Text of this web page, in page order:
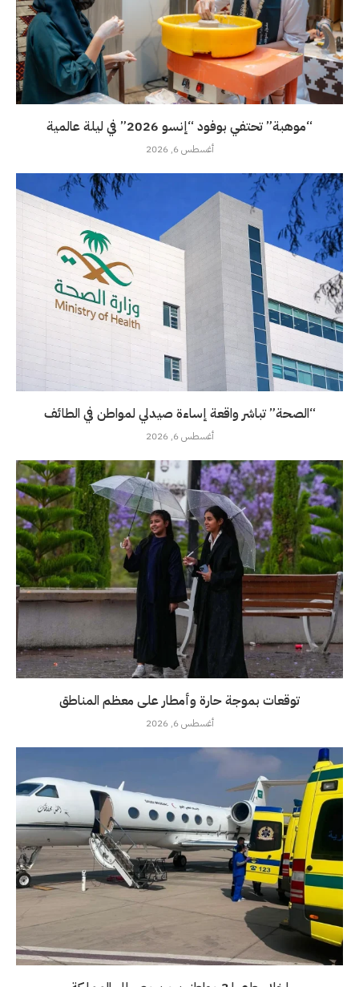
“موهبة” تحتفي بوفود “إنسو 2026” في ليلة عالمية
أغسطس 6, 2026
“الصحة” تباشر واقعة إساءة صيدلي لمواطن في الطائف
أغسطس 6, 2026
توقعات بموجة حارة وأمطار على معظم المناطق
أغسطس 6, 2026